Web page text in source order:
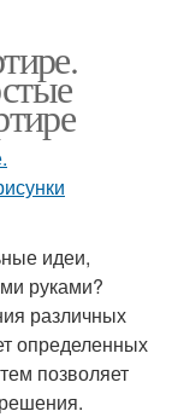
идеи,
руками?
различных
определенных
позволяет